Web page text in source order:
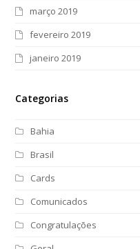
março 2019
fevereiro 2019
janeiro 2019
Categorias
Bahia
Brasil
Cards
Comunicados
Congratulações